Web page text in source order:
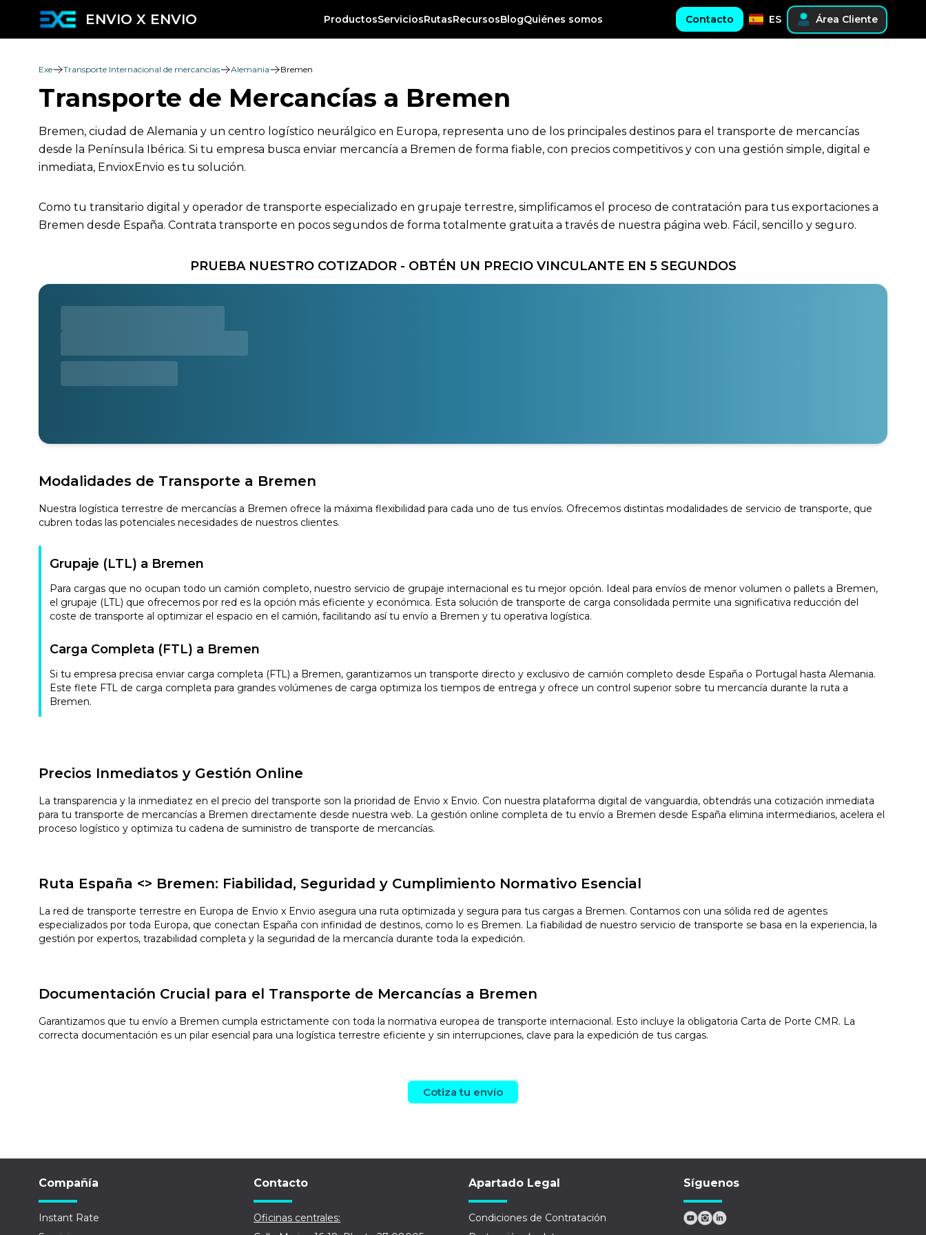
ENVIO X ENVIO ProductosServiciosRutasRecursosBlogQuiénes somos Contacto ES Área Cliente
Exe Transporte Internacional de mercancías Alemania Bremen
Transporte de Mercancías a Bremen
Bremen, ciudad de Alemania y un centro logístico neurálgico en Europa, representa uno de los principales destinos para el transporte de mercancías
desde la Península Ibérica. Si tu empresa busca enviar mercancía a Bremen de forma fiable, con precios competitivos y con una gestión simple, digital e
inmediata, EnvioxEnvio es tu solución.
Como tu transitario digital y operador de transporte especializado en grupaje terrestre, simplificamos el proceso de contratación para tus exportaciones a
Bremen desde España. Contrata transporte en pocos segundos de forma totalmente gratuita a través de nuestra página web. Fácil, sencillo y seguro.
PRUEBA NUESTRO COTIZADOR - OBTÉN UN PRECIO VINCULANTE EN 5 SEGUNDOS
Modalidades de Transporte a Bremen
Nuestra logística terrestre de mercancías a Bremen ofrece la máxima flexibilidad para cada uno de tus envíos. Ofrecemos distintas modalidades de servicio de transporte, que
cubren todas las potenciales necesidades de nuestros clientes.
Grupaje (LTL) a Bremen
Para cargas que no ocupan todo un camión completo, nuestro servicio de grupaje internacional es tu mejor opción. Ideal para envíos de menor volumen o pallets a Bremen,
el grupaje (LTL) que ofrecemos por red es la opción más eficiente y económica. Esta solución de transporte de carga consolidada permite una significativa reducción del
coste de transporte al optimizar el espacio en el camión, facilitando así tu envío a Bremen y tu operativa logística.
Carga Completa (FTL) a Bremen
Si tu empresa precisa enviar carga completa (FTL) a Bremen, garantizamos un transporte directo y exclusivo de camión completo desde España o Portugal hasta Alemania.
Este flete FTL de carga completa para grandes volúmenes de carga optimiza los tiempos de entrega y ofrece un control superior sobre tu mercancía durante la ruta a
Bremen.
Precios Inmediatos y Gestión Online
La transparencia y la inmediatez en el precio del transporte son la prioridad de Envio x Envio. Con nuestra plataforma digital de vanguardia, obtendrás una cotización inmediata
para tu transporte de mercancías a Bremen directamente desde nuestra web. La gestión online completa de tu envío a Bremen desde España elimina intermediarios, acelera el
proceso logístico y optimiza tu cadena de suministro de transporte de mercancías.
Ruta España <> Bremen: Fiabilidad, Seguridad y Cumplimiento Normativo Esencial
La red de transporte terrestre en Europa de Envio x Envio asegura una ruta optimizada y segura para tus cargas a Bremen. Contamos con una sólida red de agentes
especializados por toda Europa, que conectan España con infinidad de destinos, como lo es Bremen. La fiabilidad de nuestro servicio de transporte se basa en la experiencia, la
gestión por expertos, trazabilidad completa y la seguridad de la mercancía durante toda la expedición.
Documentación Crucial para el Transporte de Mercancías a Bremen
Garantizamos que tu envío a Bremen cumpla estrictamente con toda la normativa europea de transporte internacional. Esto incluye la obligatoria Carta de Porte CMR. La
correcta documentación es un pilar esencial para una logística terrestre eficiente y sin interrupciones, clave para la expedición de tus cargas.
Cotiza tu envío
Compañía
Instant Rate
Contacto
Oficinas centrales:
Apartado Legal
Condiciones de Contratación
Síguenos